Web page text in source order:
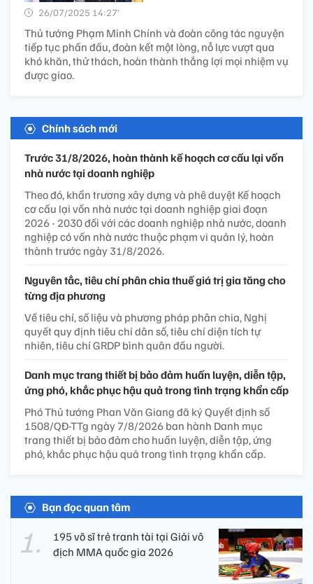
26/07/2025 14:27’
Thủ tướng Phạm Minh Chính và đoàn công tác nguyện
tiếp tục phấn đấu, đoàn kết một lòng, nỗ lực vượt qua
khó khăn, thử thách, hoàn thành thắng lợi mọi nhiệm vụ
được giao.
Chính sách mới
Trước 31/8/2026, hoàn thành kế hoạch cơ cấu lại vốn
nhà nước tại doanh nghiệp
Theo đó, khẩn trương xây dựng và phê duyệt Kế hoạch
cơ cấu lại vốn nhà nước tại doanh nghiệp giai đoạn
2026 - 2030 đối với các doanh nghiệp nhà nước, doanh
nghiệp có vốn nhà nước thuộc phạm vi quản lý, hoàn
thành trước ngày 31/8/2026.
Nguyên tắc, tiêu chí phân chia thuế giá trị gia tăng cho
từng địa phương
Về tiêu chí, số liệu và phương pháp phân chia, Nghị
quyết quy định tiêu chí dân số, tiêu chí diện tích tự
nhiên, tiêu chí GRDP bình quân đầu người.
Danh mục trang thiết bị bảo đảm huấn luyện, diễn tập,
ứng phó, khắc phục hậu quả trong tình trạng khẩn cấp
Phó Thủ tướng Phan Văn Giang đã ký Quyết định số
1508/QĐ-TTg ngày 7/8/2026 ban hành Danh mục
trang thiết bị bảo đảm cho huấn luyện, diễn tập, ứng
phó, khắc phục hậu quả trong tình trạng khẩn cấp.
Bạn đọc quan tâm
195 võ sĩ trẻ tranh tài tại Giải vô
địch MMA quốc gia 2026